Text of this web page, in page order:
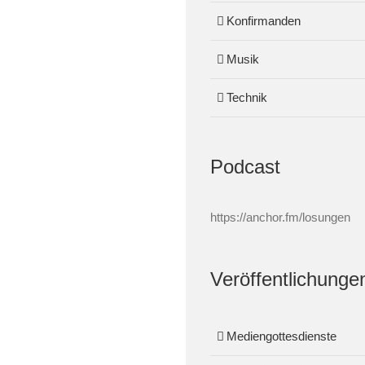
Konfirmanden
Musik
Technik
Podcast
https://anchor.fm/losungen
Mediengottesdienste